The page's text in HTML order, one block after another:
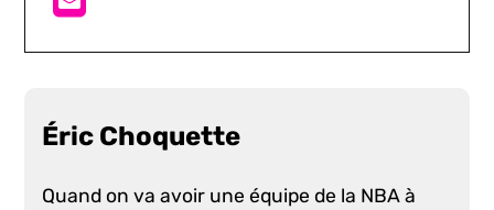
Éric Choquette
Quand on va avoir une équipe de la NBA à